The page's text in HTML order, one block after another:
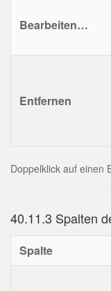
Bearbeiten…
Entfernen
Doppelklick auf einen
40.11.3 Spalten
Spalte